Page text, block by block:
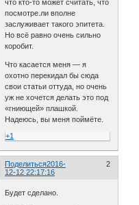
что кто-то может считать, что
посмотре.ли вполне
заслуживает такого эпитета.
Но всё равно очень сильно
коробит.
Что касается меня — я
охотно перекидал бы сюда
свои статьи оттуда, но очень
уж не хочется делать это под
«гниющей» плашкой.
Надеюсь, вы меня поймёте.
+1
Поделиться 2
2016-
12-12 22:17:16
Будет сделано.